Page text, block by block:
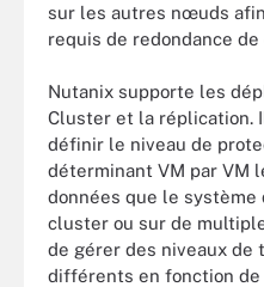
sur les autres nœuds
requis de redondance de
Nutanix supporte les
Cluster et la réplication.
définir le niveau de
déterminant VM par VM
données que le
cluster ou sur de
de gérer des niveaux de
différents en fonction